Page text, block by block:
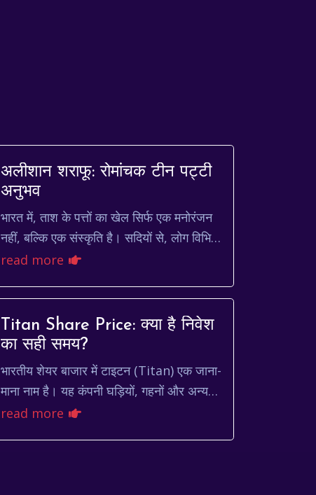
अलीशान शराफू: रोमांचक टीन पट्टी
अनुभव
भारत में, ताश के पत्तों का खेल सिर्फ एक मनोरंजन
नहीं, बल्कि एक संस्कृति है। सदियों से, लोग विभिन्न
प्रकार के ताश के खेलों का आनंद लेते आए हैं,
read more
Titan Share Price: क्या है निवेश
का सही समय?
भारतीय शेयर बाजार में टाइटन (Titan) एक जाना-
माना नाम है। यह कंपनी घड़ियों, गहनों और अन्य
एक्सेसरीज के कारोबार में लगी हुई है। निवेशकों के
read more